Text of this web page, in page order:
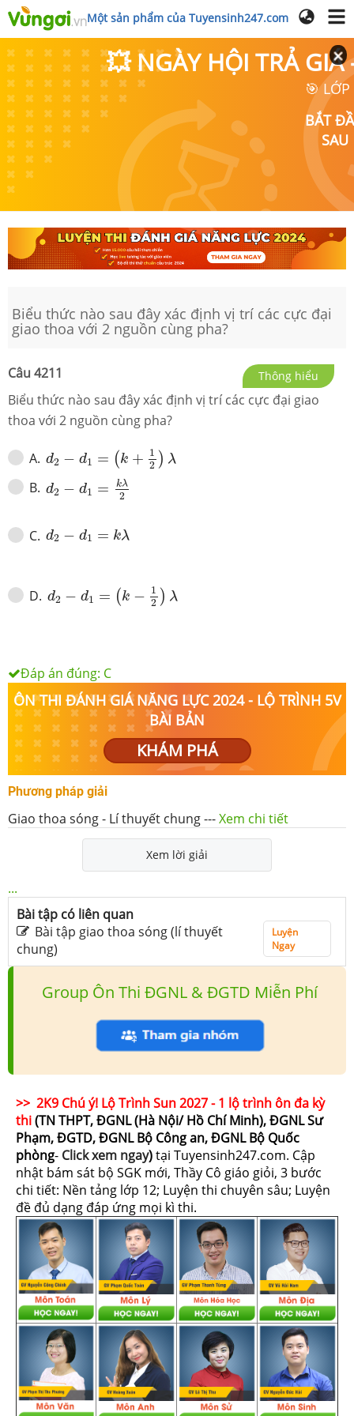
Một sản phẩm của Tuyensinh247.com
💥 NGÀY HỘI TRẢ GIÁ
🎯
BẮT
SAU
Biểu thức nào sau đây xác định vị trí các cực đại
giao thoa với 2 nguồn cùng pha?
Câu 4211 Thông hiểu
Biểu thức nào sau đây xác định vị trí các cực đại giao
thoa với 2 nguồn cùng pha?
A. d2 − d1 = ( k + 1
2 ) λ
d 1 +1 2 λ
B. d2 − d1 = kλ
2
d 1 2
C. d2 − d1 = kλ
d d1 λ
D. d2 − d1 = ( k − 1
2 ) λ
d 1 −1 λ
Đáp án đúng: C
ÔN THI ĐÁNH GIÁ NĂNG LỰC 2024 - LỘ TRÌNH 5V
BÀI BẢN
KHÁM PHÁ
Phương pháp giải
Giao thoa sóng - Lí thuyết chung---Xem chi tiết
Xem lời giải
...
Bài tập có liên quan
Bài tập giao thoa sóng (lí thuyết
chung)
Luyện
Ngay
Group Ôn Thi ĐGNL & ĐGTD Miễn Phí
>> 2K9 Chú ý! Lộ Trình Sun 2027 - 1 lộ trình ôn đa kỳ
thi(TN THPT, ĐGNL (Hà Nội/ Hồ Chí Minh), ĐGNL Sư
Phạm, ĐGTD, ĐGNL Bộ Công an, ĐGNL Bộ Quốc
phòng- Click xem ngay)tại Tuyensinh247.com. Cập
nhật bám sát bộ SGK mới, Thầy Cô giáo giỏi, 3 bước
chi tiết: Nền tảng lớp 12; Luyện thi chuyên sâu; Luyện
đề đủ dạng đáp ứng mọi kì thi.